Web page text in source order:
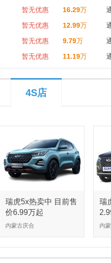
暂无优惠 16.29万
暂无优惠 12.99万
暂无优惠 9.79万
暂无优惠 11.19万
4S店
瑞虎5x热卖中 目前售
价6.99万起
内蒙古庆合
瑞
内